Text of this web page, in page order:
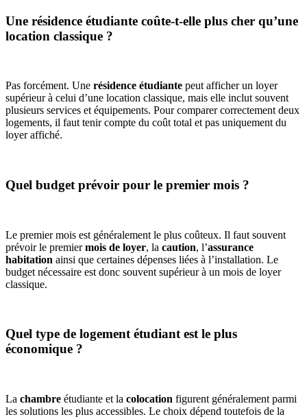
Une résidence étudiante coûte-t-elle plus cher qu’une
location classique ?
Pas forcément. Une résidence étudiante peut afficher un loyer
supérieur à celui d’une location classique, mais elle inclut souvent
plusieurs services et équipements. Pour comparer correctement deux
logements, il faut tenir compte du coût total et pas uniquement du
loyer affiché.
Quel budget prévoir pour le premier mois ?
Le premier mois est généralement le plus coûteux. Il faut souvent
prévoir le premiermois de loyer, la caution, l’assurance
habitation ainsi que certaines dépenses liées à l’installation. Le
budget nécessaire est donc souvent supérieur à un mois de loyer
classique.
Quel type de logement étudiant est le plus
économique ?
La chambre étudiante et la colocation figurent généralement parmi
les solutions les plus accessibles. Le choix dépend toutefois de la